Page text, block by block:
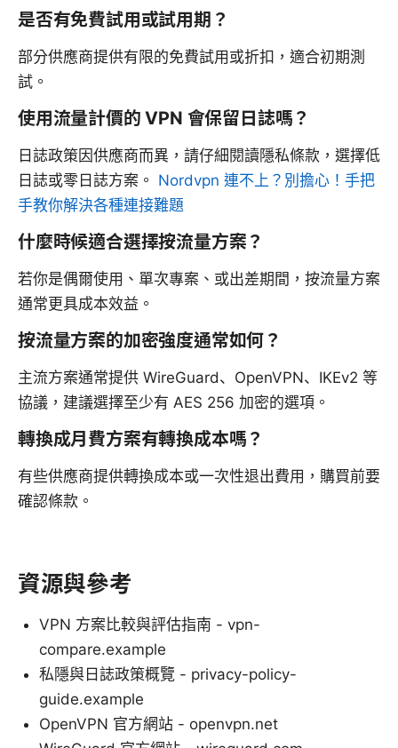
是否有免費試用或試用期？
部分供應商提供有限的免費試用或折扣，適合初期測
試。
使用流量計價的 VPN 會保留日誌嗎？
日誌政策因供應商而異，請仔細閱讀隱私條款，選擇低
日誌或零日誌方案。 Nordvpn 連不上？別擔心！手把
手教你解決各種連接難題
什麼時候適合選擇按流量方案？
若你是偶爾使用、單次專案、或出差期間，按流量方案
通常更具成本效益。
按流量方案的加密強度通常如何？
主流方案通常提供 WireGuard、OpenVPN、IKEv2 等
協議，建議選擇至少有 AES 256 加密的選項。
轉換成月費方案有轉換成本嗎？
有些供應商提供轉換成本或一次性退出費用，購買前要
確認條款。
資源與參考
VPN 方案比較與評估指南 - vpn-
compare.example
私隱與日誌政策概覽 - privacy-policy-
guide.example
OpenVPN 官方網站 - openvpn.net